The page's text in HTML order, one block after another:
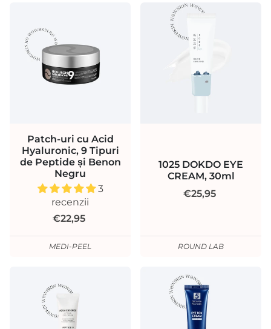
Patch-uri cu Acid
Hyaluronic, 9 Tipuri
de Peptide și Benon
Negru
3
recenzii
€22,95
MEDI-PEEL
1025 DOKDO EYE
CREAM, 30ml
€25,95
ROUND LAB